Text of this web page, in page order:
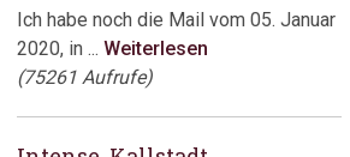
Ich habe noch die Mail vom 05. Januar
2020, in ... Weiterlesen
(75261 Aufrufe)